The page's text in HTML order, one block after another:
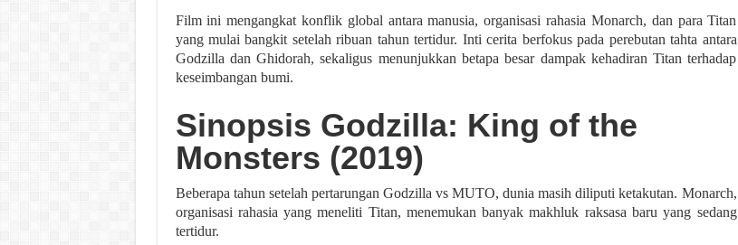
Film ini mengangkat konflik global antara manusia, organisasi rahasia Monarch, dan para Titan
yang mulai bangkit setelah ribuan tahun tertidur. Inti cerita berfokus pada perebutan tahta antara
Godzilla dan Ghidorah, sekaligus menunjukkan betapa besar dampak kehadiran Titan terhadap
keseimbangan bumi.
Sinopsis Godzilla: King of the
Monsters (2019)
Beberapa tahun setelah pertarungan Godzilla vs MUTO, dunia masih diliputi ketakutan. Monarch,
organisasi rahasia yang meneliti Titan, menemukan banyak makhluk raksasa baru yang sedang
tertidur.